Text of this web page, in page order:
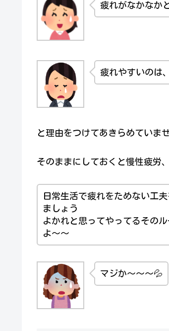
疲れがなかなか
疲れやすいのは
と理由をつけてあきらめていま
そのままにしておくと慢性疲労
日常生活で疲れをためない工
ましょう
よかれと思ってやってるその
よ～～
マジか～～～💦